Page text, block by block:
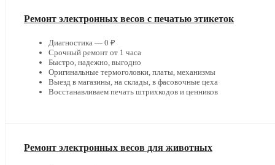
Ремонт электронных весов с печатью этикеток
Диагностика — 0 ₽
Срочный ремонт от 1 часа
Быстро, надежно, выгодно
Оригинальные термоголовки, платы, механизмы
Выезд в магазины, на склады, в фасовочные цеха
Восстанавливаем печать штрихкодов и ценников
Ремонт электронных весов для животных